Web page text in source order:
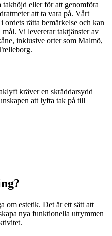
eller för att genomföra
att ta vara på. Vårt
ordets rätta bemärkelse och kan
Vi levererar taktjänster av
inklusive orter som Malmö,
kräver en skräddarsydd
att lyfta tak på till
om estetik. Det är ett sätt att
nya funktionella utrymmen